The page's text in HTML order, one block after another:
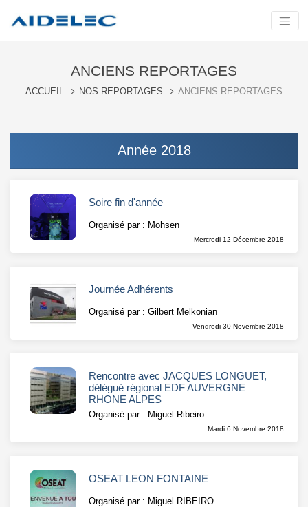
ANCIENS REPORTAGES
ACCUEIL NOS REPORTAGES ANCIENS REPORTAGES
Année 2018
Soire fin d'année
Organisé par : Mohsen
Mercredi 12 Décembre 2018
Journée Adhérents
Organisé par : Gilbert Melkonian
Vendredi 30 Novembre 2018
Rencontre avec JACQUES LONGUET,
délégué régional EDF AUVERGNE
RHONE ALPES
Organisé par : Miguel Ribeiro
Mardi 6 Novembre 2018
OSEAT LEON FONTAINE
Organisé par : Miguel RIBEIRO